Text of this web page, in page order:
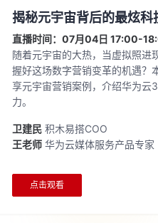
揭秘元宇宙背后的最炫科
直播时间：07月04日 17:00-
随着元宇宙的大热，当虚拟照进
握好这场数字营销变革的机遇？
享元宇宙营销案例，介绍华为云
力。
卫建民 积木易搭COO
王老师 华为云媒体服务产品专家
点击观看